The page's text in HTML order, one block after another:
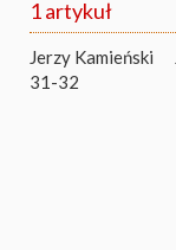
1 artykuł
Jerzy Kamieński
31-32